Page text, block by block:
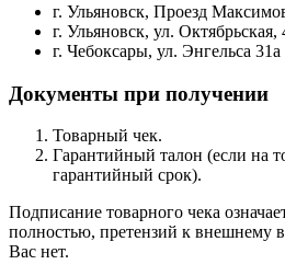
г. Ульяновск, Проезд
г. Ульяновск, ул. Октябрьская,
г. Чебоксары, ул. Энгельса 31а
Документы при получении
Товарный чек.
Гарантийный талон (если на
гарантийный срок).
Подписание товарного чека
полностью, претензий к внешнему
Вас нет.